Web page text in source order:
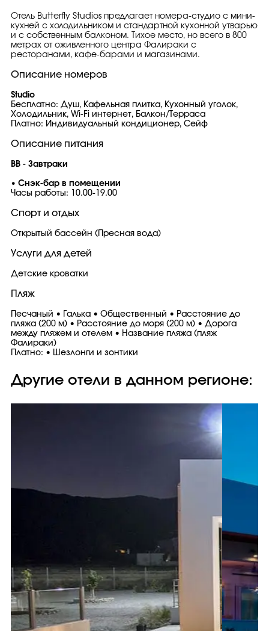
Отель Butterfly Studios предлагает номера-студио с мини-
кухней с холодильником и стандартной кухонной утварью
и с собственным балконом. Тихое место, но всего в 800
метрах от оживленного центра Фалираки с
ресторанами, кафе-барами и магазинами.
Описание номеров
Studio
Бесплатно: Душ, Кафельная плитка, Кухонный уголок,
Холодильник, Wi-Fi интернет, Балкон/Терраса
Платно: Индивидуальный кондиционер, Сейф
Описание питания
BB - Завтраки
• Снэк-бар в помещении
Часы работы: 10.00-19.00
Спорт и отдых
Открытый бассейн (Пресная вода)
Услуги для детей
Детские кроватки
Пляж
Песчаный • Галька • Общественный • Расстояние до
пляжа (200 м) • Расстояние до моря (200 м) • Дорога
между пляжем и отелем • Название пляжа (пляж
Фалираки)
Платно: • Шезлонги и зонтики
Другие отели в данном регионе: